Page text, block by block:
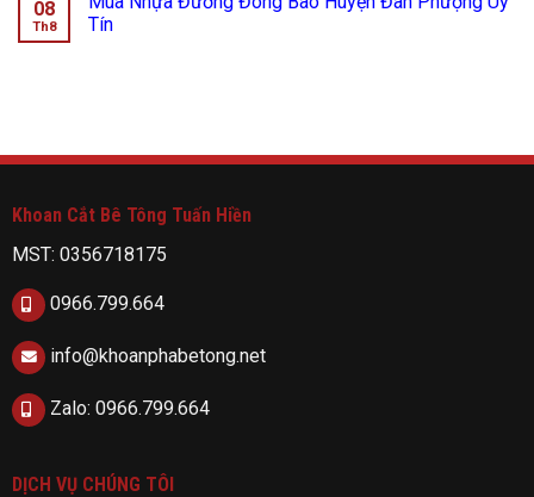
08
Th8
Tín
Khoan Cắt Bê Tông Tuấn Hiền
MST: 0356718175
0966.799.664
info@khoanphabetong.net
Zalo: 0966.799.664
DỊCH VỤ CHÚNG TÔI